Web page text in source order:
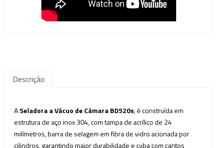
Descrição
ASeladora a Vácuo de Câmara BD520s, é construída em
estrutura de aço inox 304, com tampa de acrílico de 24
milímetros, barra de selagem em fibra de vidro acionada por
cilindros, garantindo maior durabilidade e cuba com cantos